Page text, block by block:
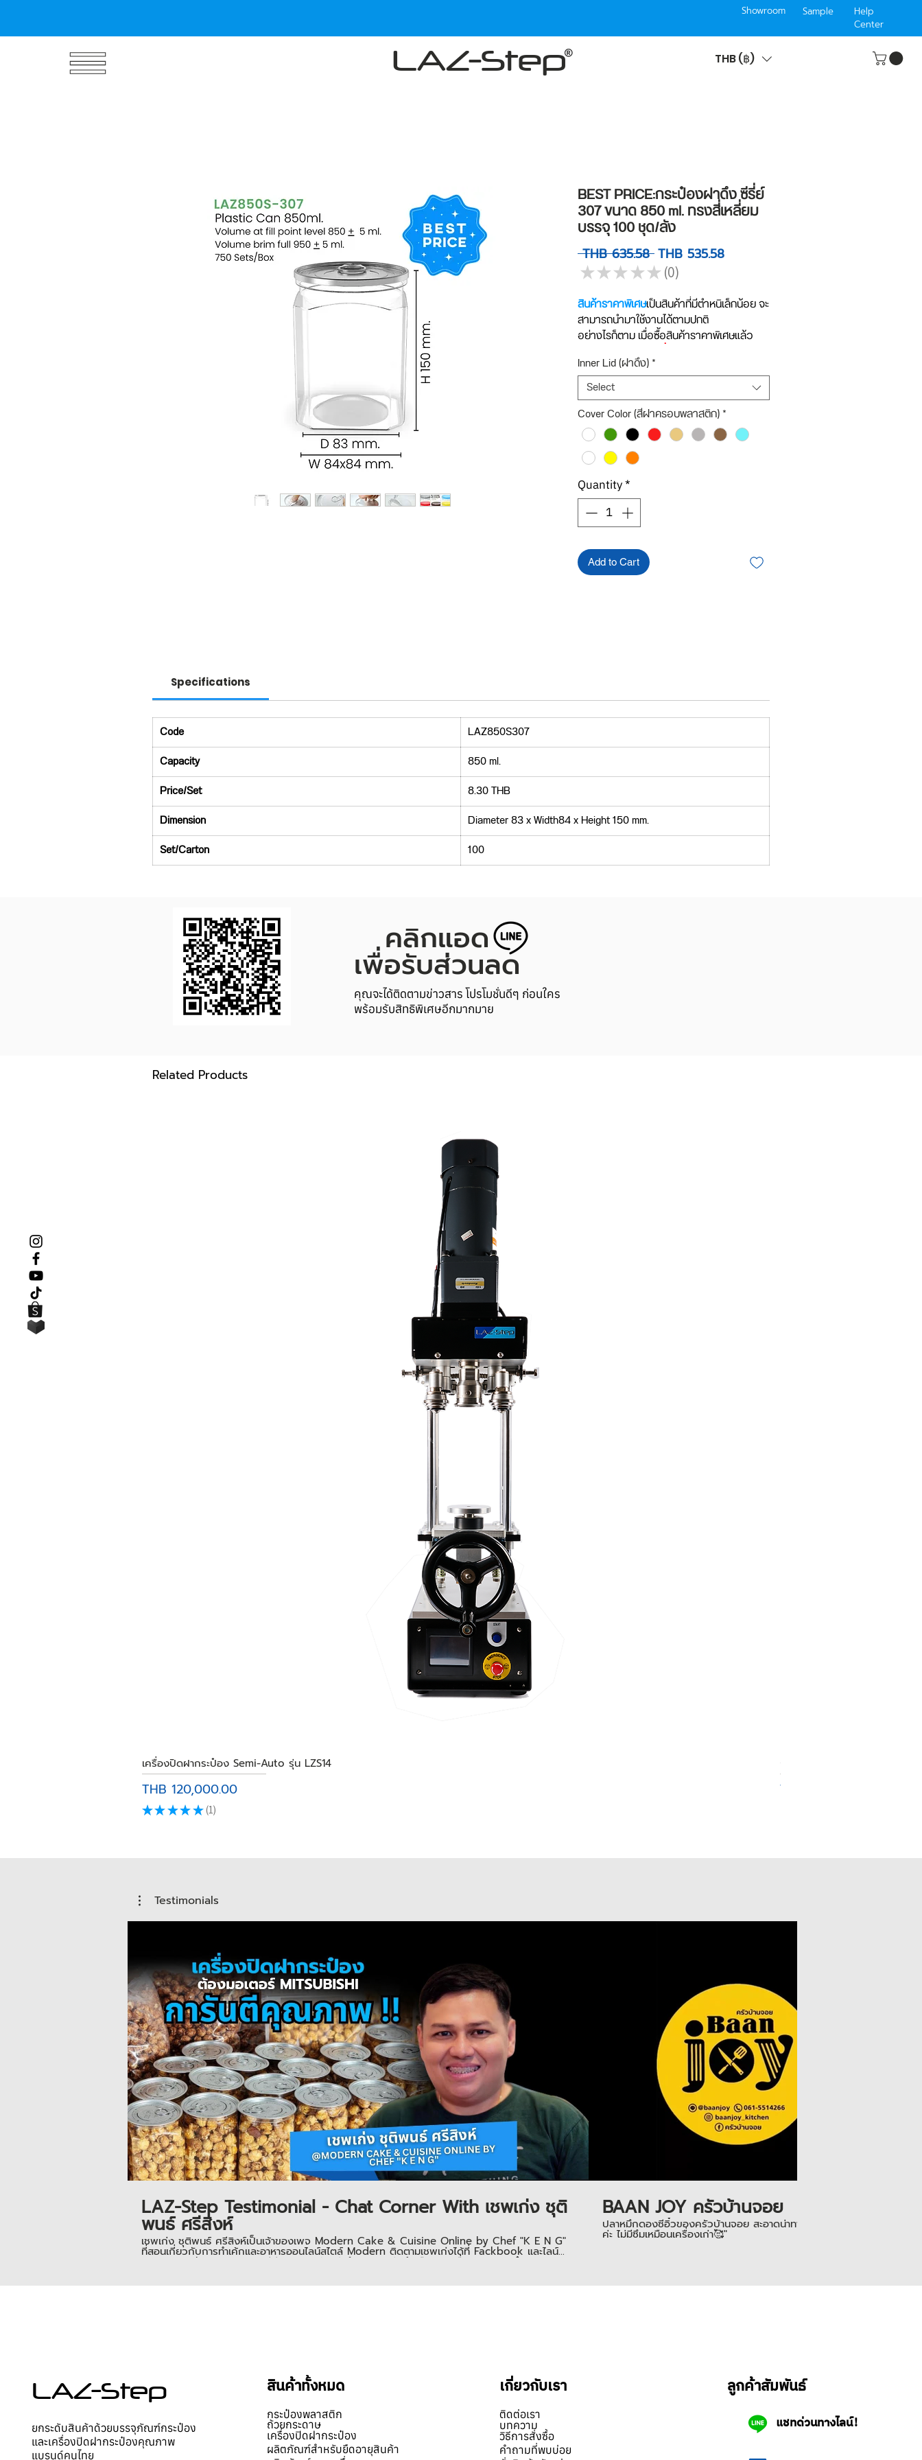
Showroom Sample
Help
Center
LAZ-Step THB (฿)
BEST PRICE:กระป๋องฝาดึง ซีรี่ย์
307 ขนาด 850 ml. ทรงสี่เหลี่ยม
บรรจุ 100 ชุด/ลัง
THB 635.58 Regular
Price
THB 535.58Sale
★ ★ ★ ★ ★ 0
0
สินค้าราคาพิเศษเป็นสินค้าที่มีตำหนิเล็กน้อย จะ
สามารถนำมาใช้งานได้ตามปกติ
อย่างไรก็ตาม เมื่อซื้อสินค้าราคาพิเศษแล้ว
ทางบริษัทจะไม่รับเปลี่ยน หรือคืน ไม่ว่ากรณี
ใดๆทั้งสิ้น
ลูกค้าต้องมีเครื่องแล้วต้องติดหัวเบอร์
307 ในการปิด
✅1 กล่องบรรจุ 100 ชุด
รายละเอียดสินค้า:
กระป๋องพลาสติกใส+ฝาดึง (เลือกแบบได้)+ฝา
ครอบพลาสติก (เลือกสีได้)
***เพื่อให้ได้สินค้าที่ถูกต้องรบกวนลูกค้าอ่าน
รายละเอียด ดูรูปฝาดึงแต่ละชนิดที่ต้องการ
Inner Lid (ฝาดึง)*
Select
Cover Color (สีฝาครอบพลาสติก)*
Quantity*
Add to Cart
Specifications
Code
LAZ850S307
Capacity
850 ml.
Price/Set
8.30 THB
Dimension
Diameter 83 x Width84 x Height 150 mm.
Set/Carton
100
คลิกแอด
เพื่อรับส่วนลด
คุณจะได้ติดตามข่าวสาร โปรโมชั่นดีๆ ก่อนใคร
พร้อมรับสิทธิพิเศษอีกมากมาย
Testimonials
Play Video
LAZ-Step Testimonial - Chat Corner With เชพเก่ง ชุติ
พนธ์ ศรีสิงห์
เชพเก่ง ชุติพนธ์ ศรีสิงห์เป็นเจ้าของเพจ Modern Cake & Cuisine Online by Chef "K E N G"
ที่สอนเกี่ยวกับการทำเค้กและอาหารออนไลน์สไตล์ Modern ติดตามเชพเก่งได้ที่ Fackbook และไลน์
@marinycake เลยนะคะ กดวีดีโอเข้าไปดูกัน ว่าทำไม เชพเก่งถึงเลือกให้เครื่องปิดฝากระป๋องของลาซส
BAAN JOY ครัวบ้านจอย
ปลาหมึกดองซีอิ๋วของครัวบ้านจอย สะอาดน่าทานมากๆ ใช้เครื่องปิดฝากระป๋อง รุ่น
ค่ะ ไม่มีซึมเหมือนเครื่องเก่า🥰"
Related Products
เครื่องปิดฝากระป๋อง Semi-Auto รุ่น LZS14
Price
THB 120,000.00
★ ★ ★ ★ ★ 1
1
Price
THB 976.48
LAZ-Step
ยกระดับสินค้าด้วยบรรจุภัณฑ์กระป๋อง
และเครื่องปิดฝากระป๋องคุณภาพ
แบรนด์คนไทย
สินค้าทั้งหมด
กระป๋องพลาสติก
ถ้วยกระดาษ
เครื่องปิดฝากระป๋อง
ผลิตภัณฑ์สำหรับยืดอายุสินค้า
เกี่ยวกับเรา
วิธีการสั่งซื้อ
ติดต่อเรา
บทความ
คำถามที่พบบ่อย
ลูกค้าสัมพันธ์
แชทด่วนทางไลน์!